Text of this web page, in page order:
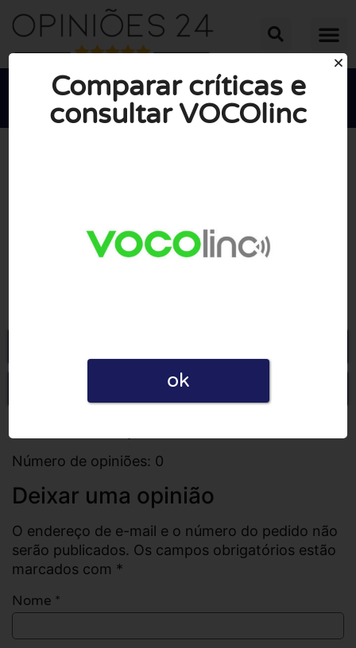

Escrever uma opinião
Número de opiniões: 0
Deixar uma opinião
O endereço de e-mail e o número do pedido não
serão publicados. Os campos obrigatórios estão
marcados com *
Nome *
Comparar críticas e
consultar VOCOlinc
ok